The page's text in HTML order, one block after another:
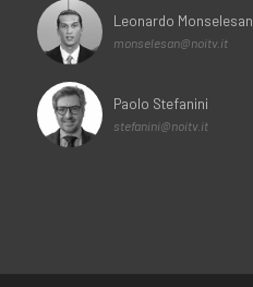
Leonardo Monselesan
monselesan@noitv.it
Paolo Stefanini
stefanini@noitv.it